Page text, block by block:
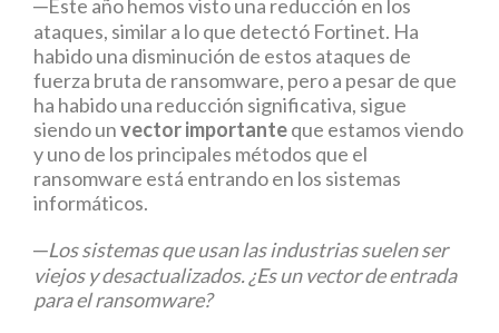
─Este año hemos visto una reducción en los
ataques, similar a lo que detectó Fortinet. Ha
habido una disminución de estos ataques de
fuerza bruta de ransomware, pero a pesar de que
ha habido una reducción significativa, sigue
siendo unvector importanteque estamos viendo
y uno de los principales métodos que el
ransomware está entrando en los sistemas
informáticos.
─Los sistemas que usan las industrias suelen ser
viejos y desactualizados. ¿Es un vector de entrada
para el ransomware?